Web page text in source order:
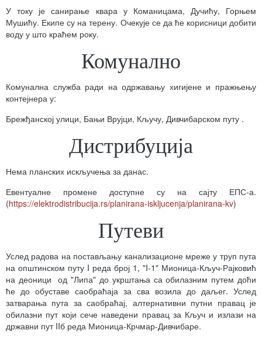
У току је санирање квара у Команицама, Дучићу, Горњем
Мушићу. Екипе су на терену. Очекује се да ће корисници добити
воду у што краћем року.
Комунално
Комунална служба ради на одржавању хигијене и пражњењу
контејнера у:
Брежђанској улици, Бањи Врујци, Кључу, Дивчибарском путу .
Дистрибуција
Нема планских искључења за данас.
Евентуалне промене доступне су на сајту ЕПС-а.
(https://elektrodistribucija.rs/planirana-iskljucenja/planirana-kv)
Путеви
Услед радова на постављању канализационе мреже у труп пута
на општинском путу I реда број 1, "I-1" Мионица-Кључ-Рајковић
на деоници од "Липа" до укрштања са обилазним путем доћи
ће до обуставе саобраћаја за сва возила до даљег. Услед
затварања пута за саобраћај, алтернативни путни правац је
обилазни пут који сече наведени правац за Кључ и излази на
државни пут IIб реда Мионица-Крчмар-Дивчибаре.